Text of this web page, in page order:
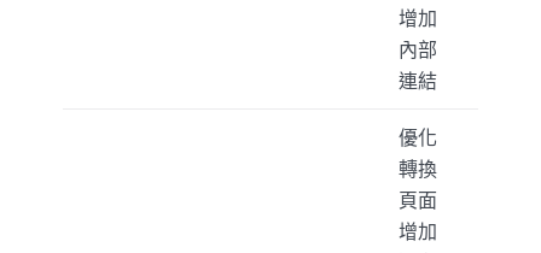
增加
內部
連結
優化
轉換
頁面
增加